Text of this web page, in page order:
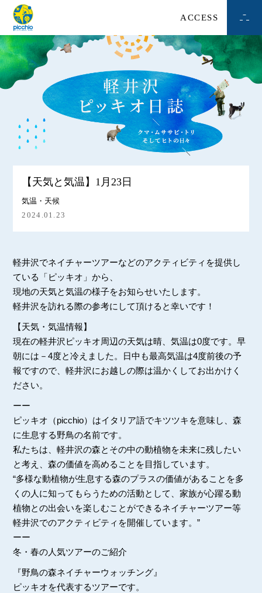
ACCESS
【天気と気温】1月23日
気温・天候
2024.01.23
軽井沢でネイチャーツアーなどのアクティビティを提供し
ている「ピッキオ」から、
現地の天気と気温の様子をお知らせいたします。
軽井沢を訪れる際の参考にして頂けると幸いです！
【天気・気温情報】
現在の軽井沢ピッキオ周辺の天気は晴、気温は0度です。早
朝には－4度と冷えました。日中も最高気温は4度前後の予
報ですので、軽井沢にお越しの際は温かくしてお出かけく
ださい。
ーー
ピッキオ（picchio）はイタリア語でキツツキを意味し、森
に生息する野鳥の名前です。
私たちは、軽井沢の森とその中の動植物を未来に残したい
と考え、森の価値を高めることを目指しています。
“多様な動植物が生息する森のプラスの価値があることを多
くの人に知ってもらうための活動として、家族が心躍る動
植物との出会いを楽しむことができるネイチャーツアー等
軽井沢でのアクティビティを開催しています。”
ーー
冬・春の人気ツアーのご紹介
『野鳥の森ネイチャーウォッチング』
ピッキオを代表するツアーです。